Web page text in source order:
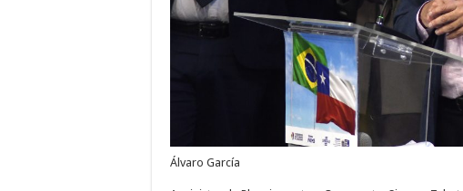
Álvaro García